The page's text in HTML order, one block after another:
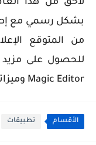
لاحق من هذا
من المتوقع
للحصول على
Magic Editor وميزاته الفريدة عندما يتم إطلاقه رسميًا.
الأقسام تطبيقات